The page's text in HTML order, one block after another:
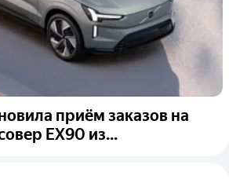
приём заказов на
EX90 из...